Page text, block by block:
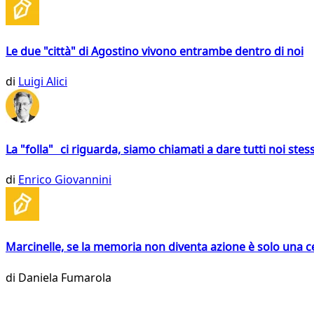
Le due "città" di Agostino vivono entrambe dentro di noi
di Luigi Alici
La "folla" ci riguarda, siamo chiamati a dare tutti noi
di Enrico Giovannini
Marcinelle, se la memoria non diventa azione è solo una
di Daniela Fumarola